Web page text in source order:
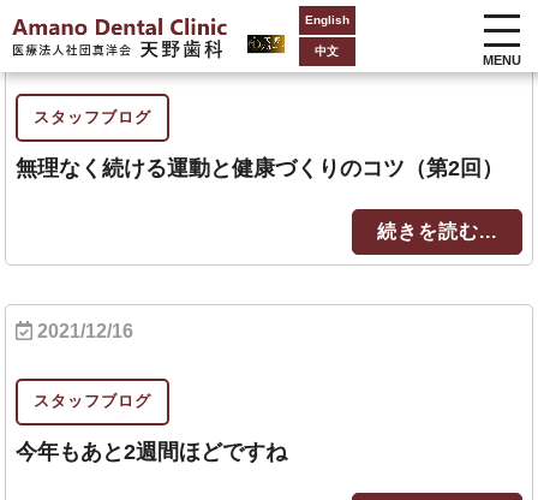
English
中文
MENU
2021/12/20
スタッフブログ
無理なく続ける運動と健康づくりのコツ（第2回）
続きを読む...
2021/12/16
スタッフブログ
今年もあと2週間ほどですね